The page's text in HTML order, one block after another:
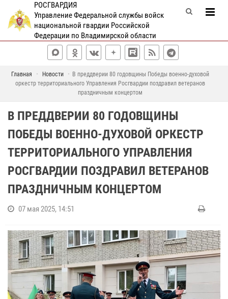
РОСГВАРДИЯ
Управление Федеральной службы войск
национальной гвардии Российской
Федерации по Владимирской области
Главная Новости
В преддверии 80 годовщины Победы военно-духовой
оркестр территориального Управления Росгвардии поздравил ветеранов
праздничным концертом
В ПРЕДДВЕРИИ 80 ГОДОВЩИНЫ
ПОБЕДЫ ВОЕННО-ДУХОВОЙ ОРКЕСТР
ТЕРРИТОРИАЛЬНОГО УПРАВЛЕНИЯ
РОСГВАРДИИ ПОЗДРАВИЛ ВЕТЕРАНОВ
ПРАЗДНИЧНЫМ КОНЦЕРТОМ
07 мая 2025, 14:51